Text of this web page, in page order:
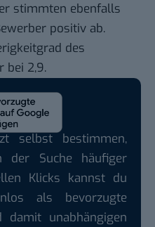
stimmten ebenfalls
positiv ab.
des
bei 2,9.
selbst bestimmen,
der Suche häufiger
Klicks kannst du
als bevorzugte
damit unabhängigen